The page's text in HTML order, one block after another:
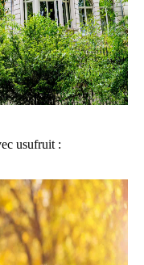
usufruit :